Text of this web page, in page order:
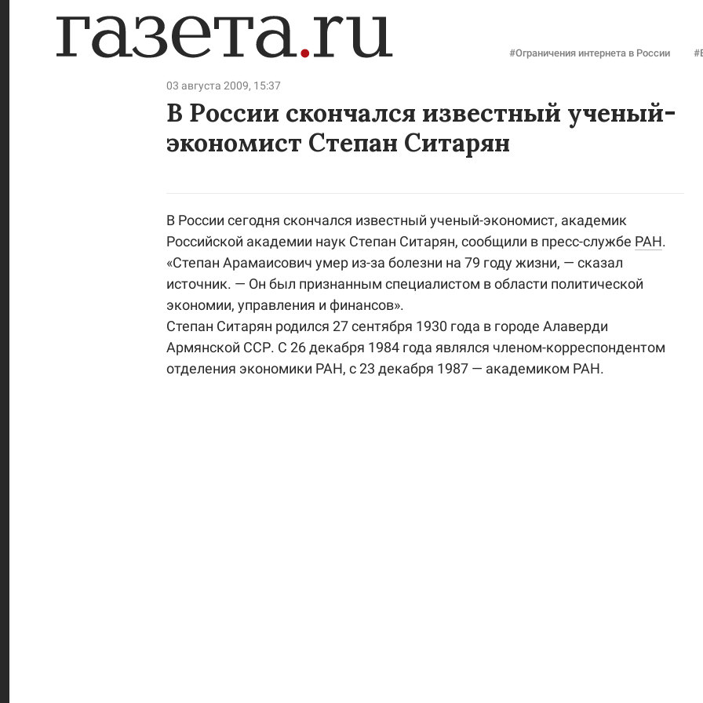
#Ограничения интернета в России
03 августа 2009, 15:37
В России скончался известный ученый-
экономист Степан Ситарян
В России сегодня скончался известный ученый-экономист, академик
Российской академии наук Степан Ситарян, сообщили в пресс-службе РАН.
«Степан Арамаисович умер из-за болезни на 79 году жизни, — сказал
источник. — Он был признанным специалистом в области политической
экономии, управления и финансов».
Степан Ситарян родился 27 сентября 1930 года в городе Алаверди
Армянской ССР. С 26 декабря 1984 года являлся членом-корреспондентом
отделения экономики РАН, с 23 декабря 1987 — академиком РАН.